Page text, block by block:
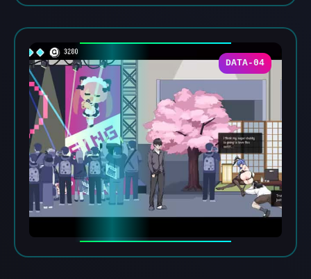
DATA-04